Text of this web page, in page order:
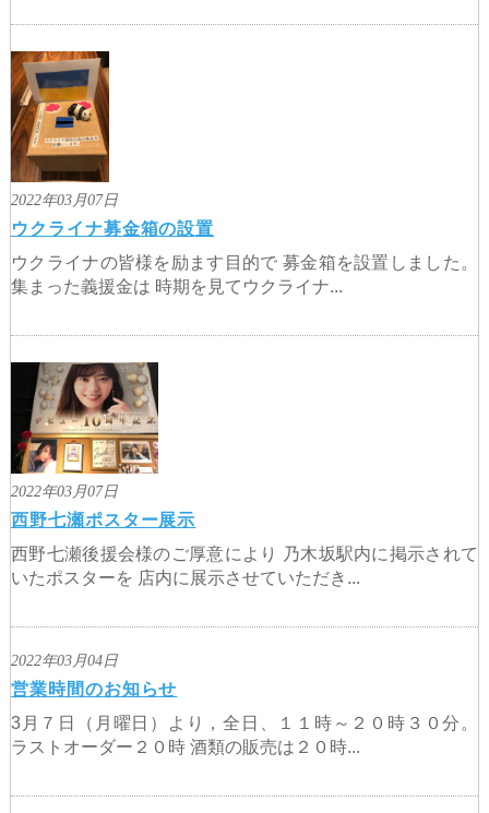
2022年03月07日
ウクライナ募金箱の設置
ウクライナの皆様を励ます目的で 募金箱を設置しました。
集まった義援金は 時期を見てウクライナ...
2022年03月07日
西野七瀬ポスター展示
西野七瀬後援会様のご厚意により 乃木坂駅内に掲示されて
いたポスターを 店内に展示させていただき...
2022年03月04日
営業時間のお知らせ
3月７日（月曜日）より，全日、１１時～２０時３０分。
ラストオーダー２０時 酒類の販売は２０時...